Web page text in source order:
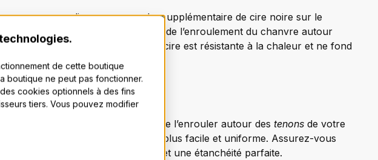
pour appliquer une couche supplémentaire de cire noire sur le
est particulièrement utile au début de l’enroulement du chanvre autour
l’application. De plus, cette cire est résistante à la chaleur et ne fond
les anciennes formules de cire.
Noire sur le chanvre avant de l’enrouler autour des tenons de votre
vos doigts pour une application plus facile et uniforme. Assurez-vous
une adhérence maximale et une étanchéité parfaite.
de cette boutique
boutique ne peut pas fonctionner.
cookies optionnels à des fins
tiers. Vous pouvez modifier